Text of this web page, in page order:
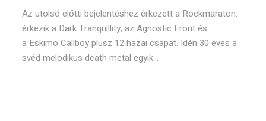
Az utolsó előtti bejelentéshez érkezett a Rockmaraton:
érkezik a Dark Tranquillity, az Agnostic Front és
a Eskimo Callboy plusz 12 hazai csapat. Idén 30 éves a
svéd melodikus death metal egyik...